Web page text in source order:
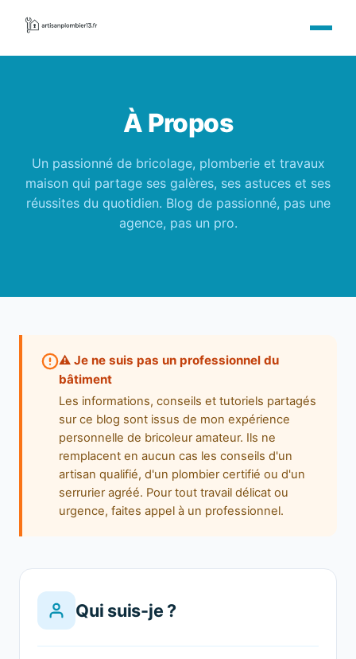
À Propos
Un passionné de bricolage, plomberie et travaux
maison qui partage ses galères, ses astuces et ses
réussites du quotidien. Blog de passionné, pas une
agence, pas un pro.
⚠️ Je ne suis pas un professionnel du
bâtiment
Les informations, conseils et tutoriels partagés
sur ce blog sont issus de mon expérience
personnelle de bricoleur amateur. Ils ne
remplacent en aucun cas les conseils d'un
artisan qualifié, d'un plombier certifié ou d'un
serrurier agréé. Pour tout travail délicat ou
urgence, faites appel à un professionnel.
Qui suis-je ?